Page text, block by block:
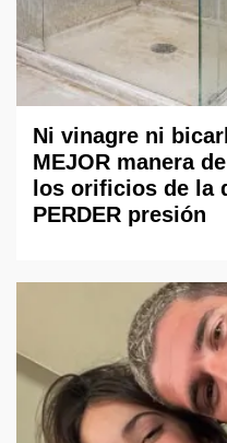
Ni vinagre ni
MEJOR manera
los orificios de la
PERDER presión